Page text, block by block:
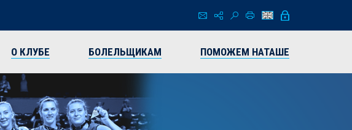
О КЛУБЕ БОЛЕЛЬЩИКАМ ПОМОЖЕМ НАТАШЕ